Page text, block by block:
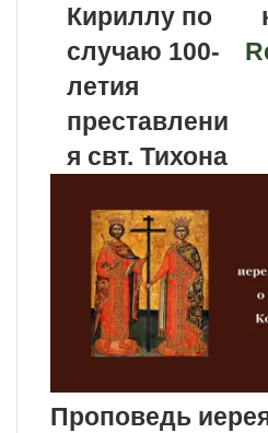
Кириллу по
случаю 100-
летия
преставлени
я свт. Тихона
Проповедь